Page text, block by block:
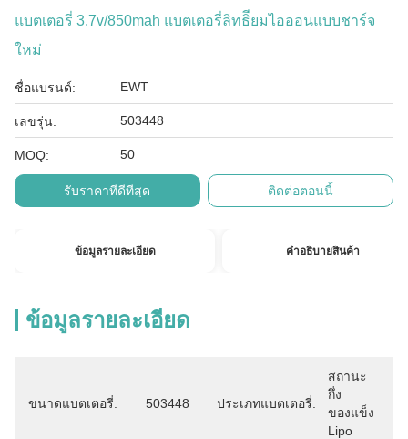
แบตเตอรี่ 3.7v/850mah แบตเตอรี่ลิทธิียมไอออนแบบชาร์จ
ใหม่
ชื่อแบรนด์: EWT
เลขรุ่น: 503448
MOQ: 50
รับราคาที่ดีที่สุด ติดต่อตอนนี้
ข้อมูลรายละเอียด คําอธิบายสินค้า
ข้อมูลรายละเอียด
ขนาดแบตเตอรี่: 503448 ประเภทแบตเตอรี่:
สถานะ
กึ่ง
ของแข็ง
Lipo